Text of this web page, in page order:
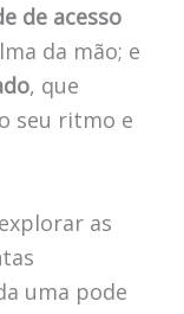
de acesso
da mão; e
, que
seu ritmo e
as
uma pode